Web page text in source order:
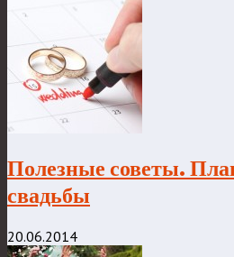
Полезные советы.
свадьбы
20.06.2014